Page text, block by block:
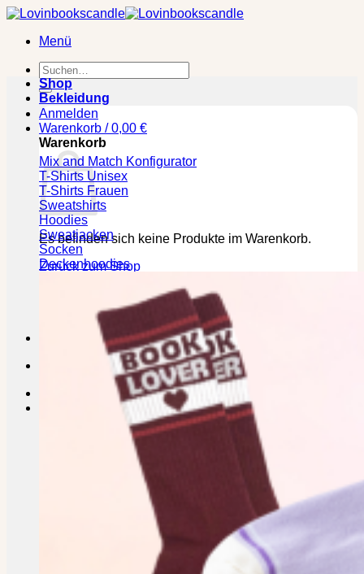
Zum
springenMenü
Suchen
nach:
Anmelden
Warenkorb /0,00 €
Warenkorb
Es befinden sich keine Produkte im Warenkorb.
Zurück zum Shop
🕒 Die jeweilige Lieferzeit bitte den Produktseiten
entnehmen!
Shop
Bekleidung
Mix and Match Konfigurator
T-Shirts Unisex
T-Shirts Frauen
Sweatshirts
Hoodies
Sweatjacken
Socken
Deckenhoodies